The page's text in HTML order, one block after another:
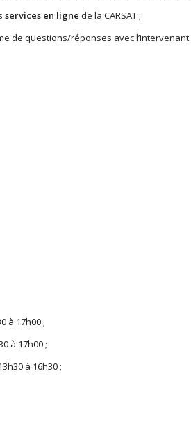
services en ligne de la CARSAT ;
de questions/réponses avec l’intervenant.
à 17h00 ;
à 17h00 ;
à 16h30 ;